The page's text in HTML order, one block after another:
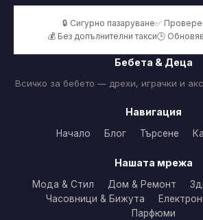
🔒 Сигурно пазаруване✅
💰 Без допълнителни такси🕒
Бебета & Деца
Всичко за бебето — дрехи, играчки и
Навигация
Начало Блог Търсене
Нашата мрежа
Мода & Стил Дом & Ремонт
Часовници & Бижута
Парфюми